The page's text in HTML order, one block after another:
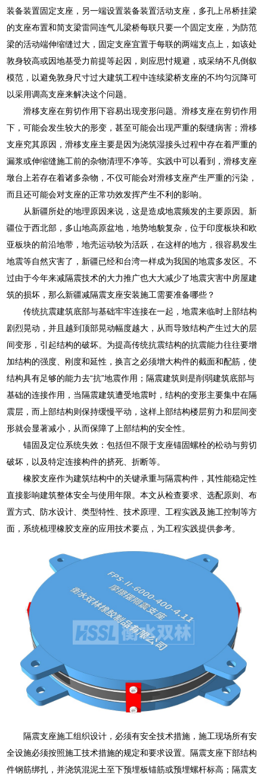
装备装置固定支座，另一端设置装备装置活动支座，多孔上吊桥挂梁
的支座布置和简支梁雷同连气儿梁桥每联只要一个固定支座，为防范
梁的活动端伸缩缝过大，固定支座宜置于每联的两端支点上，如该处
敦身较高或因地基受力前提等起因，则应思忖规避，或采纳不凡倒叙
模范，以避免敦身尺寸过大建筑工程中连续梁桥支座的不均匀沉降可
以采用调高支座来解决这个问题。
滑移支座在剪切作用下容易出现变形问题。滑移支座在剪切作用
下，可能会发生较大的形变，甚至可能会出现严重的裂缝病害；滑移
支座究其原因，滑移支座主要是因为浇筑湿接头过程中存在着严重的
漏浆或伸缩缝施工前的杂物清理不净等。实践中可以看到，滑移支座
墩台上若存在着诸多杂物，不仅可能会对滑移支座产生严重的污染，
而且还可能会对支座的正常功效发挥产生不利的影响。
从新疆所处的地理原因来说，这是造成地震频发的主要原因。新
疆位于西北部，多山地高原盆地，地势地貌复杂，位于印度板块和欧
亚板块的前沿地带，地壳运动较为活跃，在这样的地方，很容易发生
地震等自然灾害了，新疆已经和台湾一样成为我国的地震多发区。不
过由于今年来减隔震技术的大力推广也大大减少了地震灾害中房屋建
筑的损坏，那么新疆减隔震支座安装施工需要准备哪些？
传统抗震建筑底部与基础牢牢连接在一起，地震来临时上部结构
剧烈晃动，并且越到顶部晃动幅度越大，从而导致结构产生过大的层
间变形，引起结构的破坏。为提高传统抗震结构的抗震能力往往要增
加结构的强度、刚度和延性，换言之必须增大构件的截面和配筋，使
结构具有足够的能力去“抗”地震作用；隔震建筑则是削弱建筑底部与
基础的连接作用，当隔震建筑遭受地震时，结构的变形主要集中在隔
震层，而上部结构则保持缓慢平动，这样上部结构楼层剪力和层间变
形就会显著减小，从而保障了上部结构的安全性。
锚固及定位系统失效：包括但不限于支座锚固螺栓的松动与剪切
破坏，以及特定连接构件的挤死、折断等。
橡胶支座作为建筑结构中的关键承重与隔震构件，其性能稳定性
直接影响建筑整体安全与使用年限。本文从检查要求、选配原则、布
置方式、防水设计、类型特性、技术原理、工程实践及施工控制等方
面，系统梳理橡胶支座的应用技术要点，为工程实践提供参考。
隔震支座施工组织设计，必须有安全技术措施，施工现场所有安
全设施必须按照施工技术措施的规定和要求设置。隔震支座下部结构
件钢筋绑扎，并浇筑混泥土至下预埋板锚筋或预埋螺杆标高；隔震支